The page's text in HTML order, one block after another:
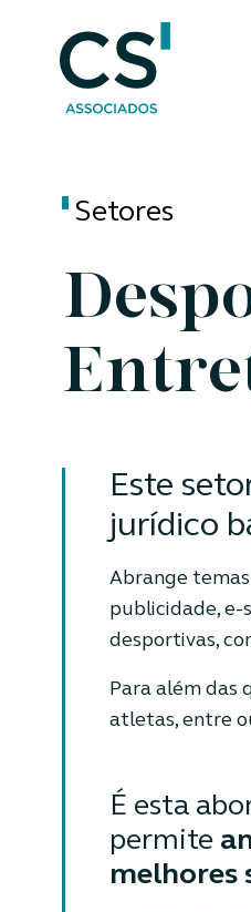
Setores
Este
jurídico
Abrange
publicidade, e-
desportivas,
Para além das
atletas, entre
É esta
permite
melhores